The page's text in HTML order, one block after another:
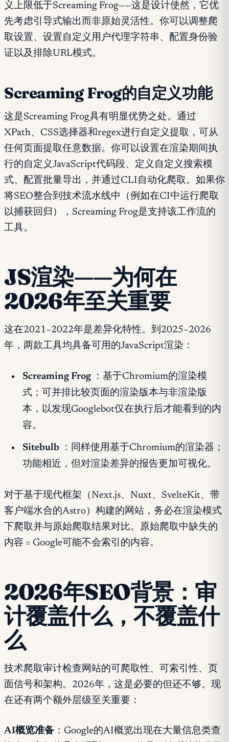
义上限低于Screaming Frog——这是设计使然，它优
先考虑引导式输出而非原始灵活性。你可以调整爬
取设置、设置自定义用户代理字符串、配置身份验
证以及排除URL模式。
Screaming Frog的自定义功能
这是Screaming Frog具有明显优势之处。通过
XPath、CSS选择器和regex进行自定义提取，可从
任何页面提取任意数据。你可以设置在渲染期间执
行的自定义JavaScript代码段、定义自定义搜索模
式、配置批量导出，并通过CLI自动化爬取。如果你
将SEO整合到技术流水线中（例如在CI中运行爬取
以捕获回归），Screaming Frog是支持该工作流的
工具。
JS渲染——为何在
2026年至关重要
这在2021–2022年是差异化特性。到2025–2026
年，两款工具均具备可用的JavaScript渲染：
Screaming Frog
：基于Chromium的渲染模
式；可并排比较页面的渲染版本与非渲染版
本，以发现Googlebot仅在执行后才能看到的内
容。
Sitebulb
：同样使用基于Chromium的渲染器；
功能相近，但对渲染差异的报告更加可视化。
对于基于现代框架（Next.js、Nuxt、SvelteKit、带
客户端水合的Astro）构建的网站，务必在渲染模式
下爬取并与原始爬取结果对比。原始爬取中缺失的
内容 = Google可能不会索引的内容。
2026年SEO背景：审
计覆盖什么，不覆盖什
么
技术爬取审计检查网站的可爬取性、可索引性、页
面信号和架构。2026年，这是必要的但还不够。现
在还有两个额外层级至关重要：
AI概览准备：Google的AI概览出现在大量信息类查